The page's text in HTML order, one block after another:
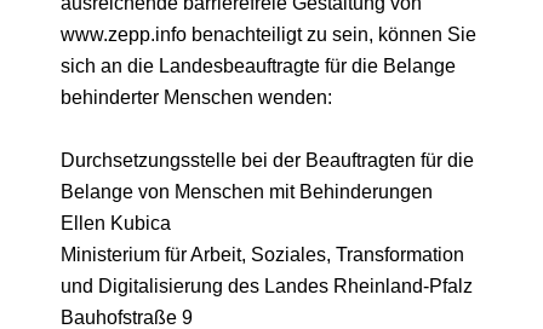
www.zepp.info benachteiligt zu sein, können Sie
sich an die Landesbeauftragte für die Belange
behinderter Menschen wenden:
Durchsetzungsstelle bei der Beauftragten für die
Belange von Menschen mit Behinderungen
Ellen Kubica
Ministerium für Arbeit, Soziales, Transformation
und Digitalisierung des Landes Rheinland-Pfalz
Bauhofstraße 9